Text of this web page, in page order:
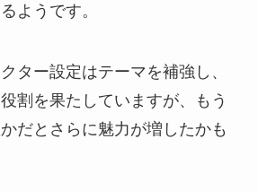
ようです。
ター設定はテーマを補強し、
割を果たしていますが、もう
だとさらに魅力が増したかも